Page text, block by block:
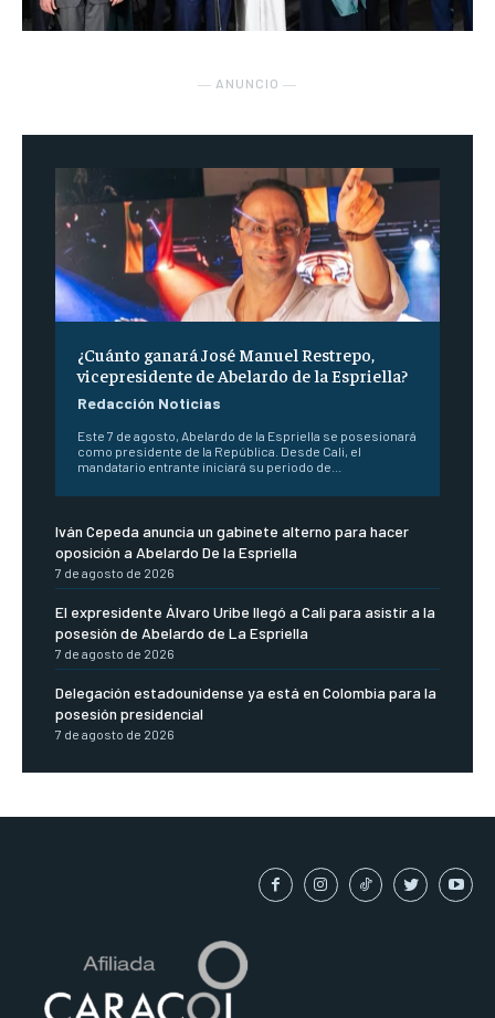
― ANUNCIO ―
¿Cuánto ganará José Manuel Restrepo,
vicepresidente de Abelardo de la Espriella?
Redacción Noticias
Este 7 de agosto, Abelardo de la Espriella se posesionará
como presidente de la República. Desde Cali, el
mandatario entrante iniciará su periodo de...
Iván Cepeda anuncia un gabinete alterno para hacer
oposición a Abelardo De la Espriella
7 de agosto de 2026
El expresidente Álvaro Uribe llegó a Cali para asistir a la
posesión de Abelardo de La Espriella
7 de agosto de 2026
Delegación estadounidense ya está en Colombia para la
posesión presidencial
7 de agosto de 2026